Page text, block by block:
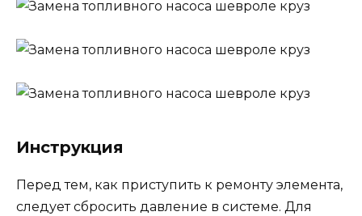
Инструкция
Перед тем, как приступить к ремонту элемента,
следует сбросить давление в системе. Для